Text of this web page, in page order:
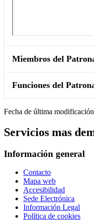
Miembros del
Funciones del
Fecha de última
Servicios mas
Información general
Contacto
Mapa web
Accesibilidad
Sede Electrónica
Información Legal
Política de cookies